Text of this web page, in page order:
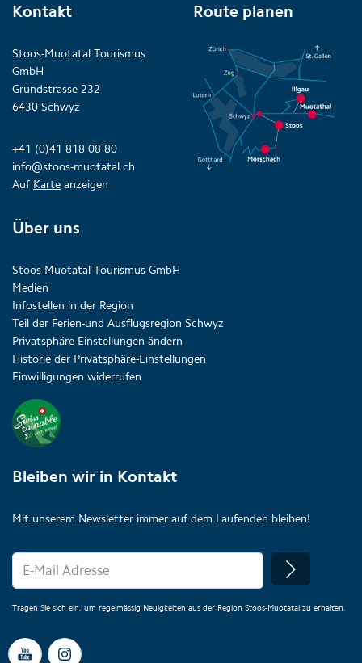
Kontakt
Stoos-Muotatal Tourismus
GmbH
Grundstrasse 232
6430 Schwyz
+41 (0)41 818 08 80
info@stoos-muotatal.ch
Auf Karte anzeigen
Route planen
Über uns
Stoos-Muotatal Tourismus GmbH
Medien
Infostellen in der Region
Teil der Ferien-und Ausflugsregion Schwyz
Privatsphäre-Einstellungen ändern
Historie der Privatsphäre-Einstellungen
Einwilligungen widerrufen
Bleiben wir in Kontakt
Mit unserem Newsletter immer auf dem Laufenden bleiben!
Tragen Sie sich ein, um regelmässig Neuigkeiten aus der Region Stoos-Muotatal zu erhalten.